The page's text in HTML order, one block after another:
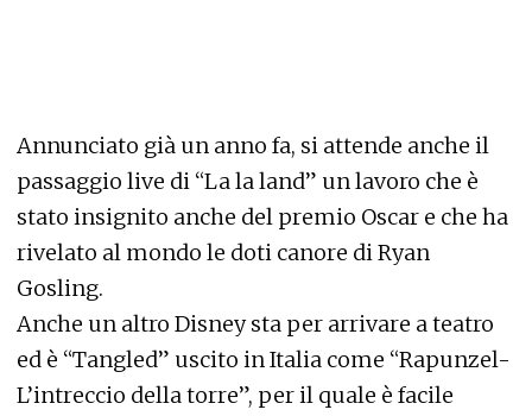
Annunciato già un anno fa, si attende anche il
passaggio live di “La la land” un lavoro che è
stato insignito anche del premio Oscar e che ha
rivelato al mondo le doti canore di Ryan
Gosling.
Anche un altro Disney sta per arrivare a teatro
ed è “Tangled” uscito in Italia come “Rapunzel-
L’intreccio della torre”, per il quale è facile